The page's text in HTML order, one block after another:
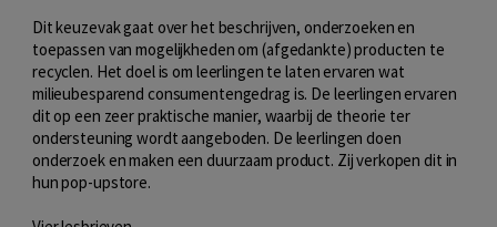
Dit keuzevak gaat over het beschrijven, onderzoeken en
toepassen van mogelijkheden om (afgedankte) producten te
recyclen. Het doel is om leerlingen te laten ervaren wat
milieubesparend consumentengedrag is. De leerlingen ervaren
dit op een zeer praktische manier, waarbij de theorie ter
ondersteuning wordt aangeboden. De leerlingen doen
onderzoek en maken een duurzaam product. Zij verkopen dit in
hun pop-upstore.